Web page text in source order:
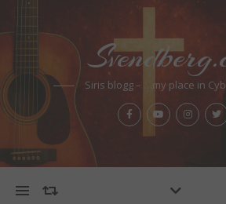
Siris blogg – …my place in